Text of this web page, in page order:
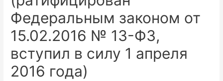
Федеральным законом от
15.02.2016 № 13-ФЗ,
вступил в силу 1 апреля
2016 года)